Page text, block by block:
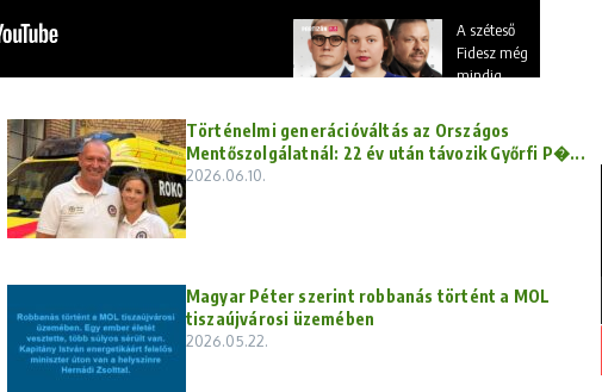
A széteső
Fidesz még
mindig
ragaszkodik
| Lakner
Zoltán és
bement a
Történelmi generációváltás az Országos
Mentőszolgálatnál: 22 év után távozik Győrfi P�...
2026.06.10.
Magyar Péter szerint robbanás történt a MOL
tiszaújvárosi üzemében
2026.05.22.